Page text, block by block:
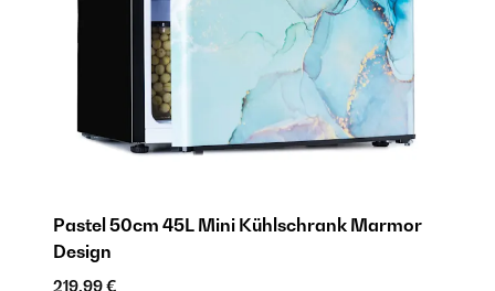
Pastel 50cm 45L Mini Kühlschrank​ Marmor
Design
219,99 €